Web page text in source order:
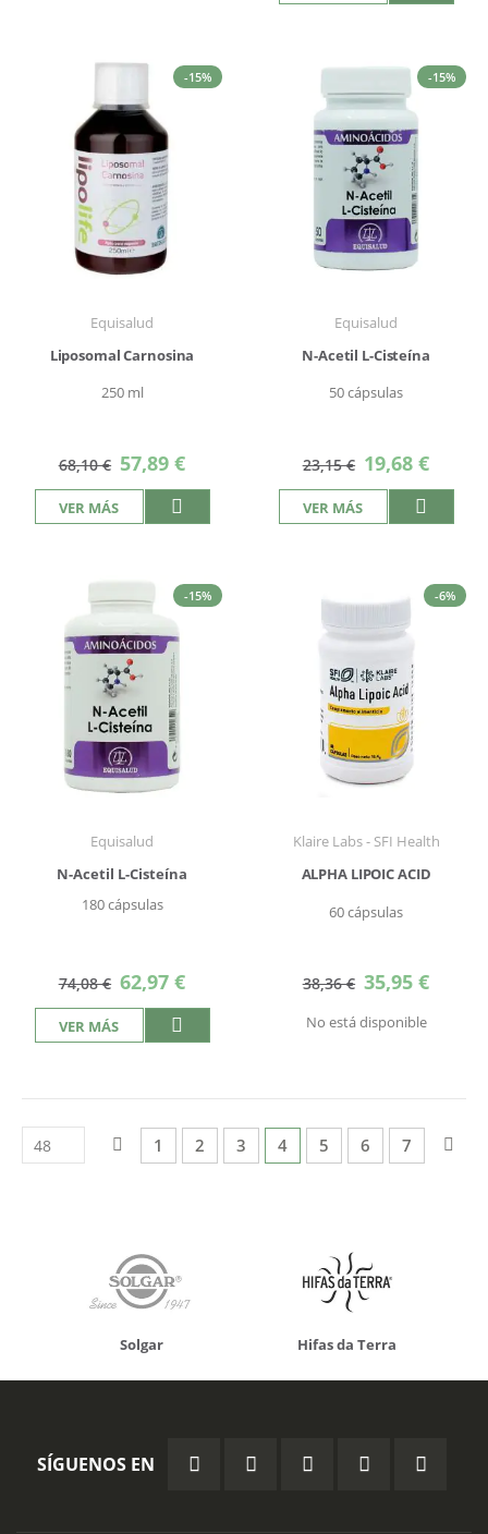
-15%
Equisalud
Liposomal Carnosina
250 ml
68,10 € Precio
especial
57,89 €
VER MÁS
-15%
Equisalud
N-Acetil L-Cisteína
50 cápsulas
23,15 € Precio
especial
19,68 €
VER MÁS
-15%
Equisalud
N-Acetil L-Cisteína
180 cápsulas
74,08 € Precio
especial
62,97 €
VER MÁS
-6%
Klaire Labs - SFI Health
ALPHA LIPOIC ACID
60 cápsulas
38,36 € Precio
especial
35,95 €
No está disponible
PáginaPágina
AnteriorPágina
1 Página
2 Página
3 Actualmente estás
4 Página
5 Página
6 Página
7
Solgar Hifas da Terra
SÍGUENOS EN